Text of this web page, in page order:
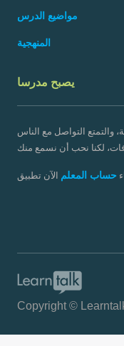
مواضيع الدرس
المنهجية
يصبح مدرسا
والتمتع التواصل مع الناس
حساب المعلم الآن تطبيق
Copyright ©